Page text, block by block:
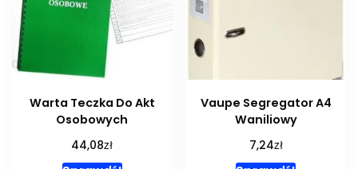
Warta Teczka Do Akt
Osobowych
44,08zł
Vaupe Segregator A4
Waniliowy
7,24zł